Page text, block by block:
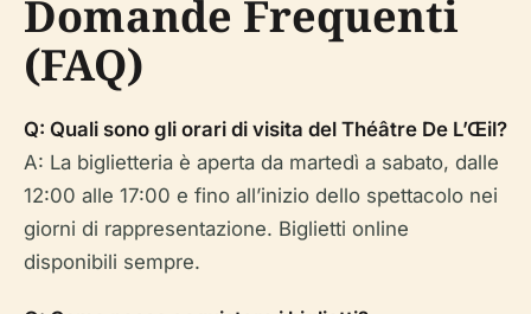
Domande Frequenti
(FAQ)
Q: Quali sono gli orari di visita del Théâtre De L’Œil?
A: La biglietteria è aperta da martedì a sabato, dalle
12:00 alle 17:00 e fino all’inizio dello spettacolo nei
giorni di rappresentazione. Biglietti online
disponibili sempre.